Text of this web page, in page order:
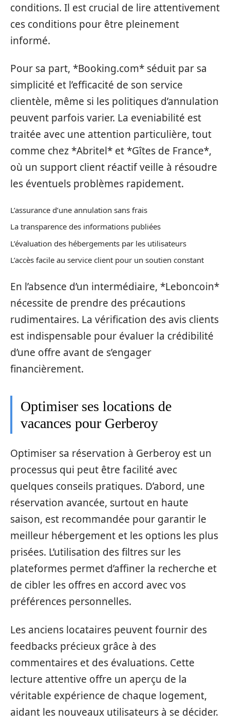
conditions. Il est crucial de lire attentivement
ces conditions pour être pleinement
informé.
Pour sa part, *Booking.com* séduit par sa
simplicité et l’efficacité de son service
clientèle, même si les politiques d’annulation
peuvent parfois varier. La eveniabilité est
traitée avec une attention particulière, tout
comme chez *Abritel* et *Gîtes de France*,
où un support client réactif veille à résoudre
les éventuels problèmes rapidement.
L’assurance d’une annulation sans frais
La transparence des informations publiées
L’évaluation des hébergements par les utilisateurs
L’accès facile au service client pour un soutien constant
En l’absence d’un intermédiaire, *Leboncoin*
nécessite de prendre des précautions
rudimentaires. La vérification des avis clients
est indispensable pour évaluer la crédibilité
d’une offre avant de s’engager
financièrement.
Optimiser ses locations de
vacances pour Gerberoy
Optimiser sa réservation à Gerberoy est un
processus qui peut être facilité avec
quelques conseils pratiques. D’abord, une
réservation avancée, surtout en haute
saison, est recommandée pour garantir le
meilleur hébergement et les options les plus
prisées. L’utilisation des filtres sur les
plateformes permet d’affiner la recherche et
de cibler les offres en accord avec vos
préférences personnelles.
Les anciens locataires peuvent fournir des
feedbacks précieux grâce à des
commentaires et des évaluations. Cette
lecture attentive offre un aperçu de la
véritable expérience de chaque logement,
aidant les nouveaux utilisateurs à se décider.